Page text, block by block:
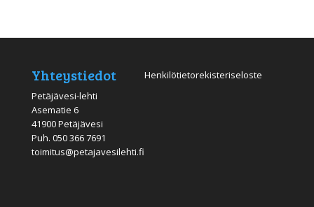
Yhteystiedot
Petäjävesi-lehti
Asematie 6
41900 Petäjävesi
Puh. 050 366 7691
toimitus@petajavesilehti.fi
Henkilötietorekisteriseloste